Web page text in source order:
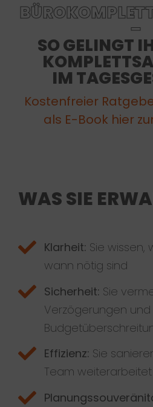
–
SO GELINGT
IM
Kostenfreier
als E-Book hier
WAS SIE
Klarheit: Sie wissen,
wann nötig sind
Sicherheit: Sie
Verzögerungen und
Effizienz: Sie
Team weiterarbeitet